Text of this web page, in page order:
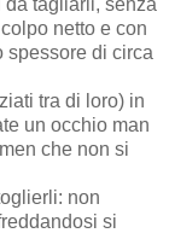
netto e con
spessore di circa
tra di loro) in
un occhio man
che non si
non
si